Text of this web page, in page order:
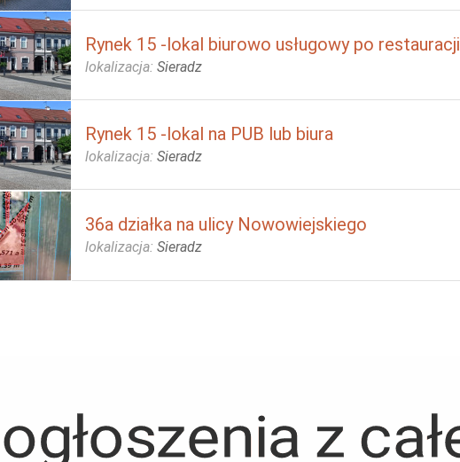
Rynek 15 -lokal biurowo usługowy po restauracji
lokalizacja: Sieradz
Rynek 15 -lokal na PUB lub biura
lokalizacja: Sieradz
36a działka na ulicy Nowowiejskiego
lokalizacja: Sieradz